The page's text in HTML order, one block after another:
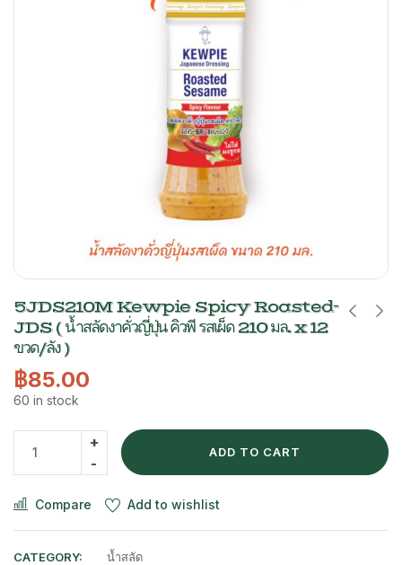
5JDS210M Kewpie Spicy Roasted-
JDS ( น้ำสลัดงาคั่วญี่ปุ่น คิวพี รสเผ็ด 210 มล. x 12
ขวด/ลัง )
฿85.00
60 in stock
ADD TO CART
Compare Add to wishlist
CATEGORY:
น้ำสลัด